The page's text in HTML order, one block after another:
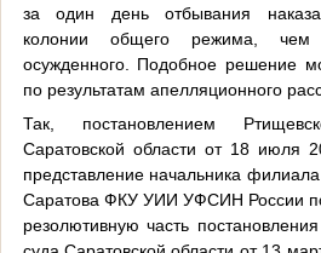
за один день отбывания
колонии общего режима, чем
осужденного. Подобное решение
по результатам апелляционного
Так, постановлением
Саратовской области от 18 июля
представление начальника
Саратова ФКУ УИИ УФСИН России
резолютивную часть